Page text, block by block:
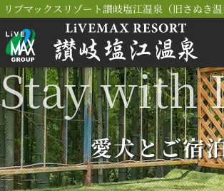
愛犬とご宿